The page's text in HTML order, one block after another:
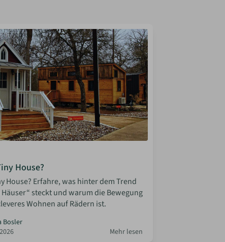
House?
House? Erfahre, was hinter dem Trend
steckt und warum die Bewegung
Wohnen auf Rädern ist.
Bosler
Mehr lesen